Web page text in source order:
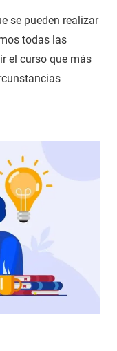
se pueden realizar
todas las
el curso que más